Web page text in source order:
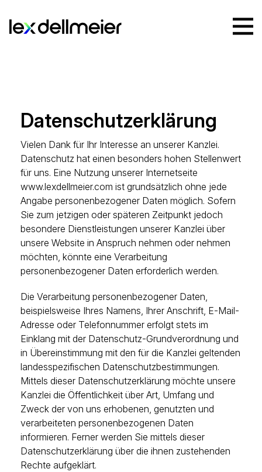
Datenschutzerklärung
Vielen Dank für Ihr Interesse an unserer Kanzlei.
Datenschutz hat einen besonders hohen Stellenwert
für uns. Eine Nutzung unserer Internetseite
www.lexdellmeier.com ist grundsätzlich ohne jede
Angabe personenbezogener Daten möglich. Sofern
Sie zum jetzigen oder späteren Zeitpunkt jedoch
besondere Dienstleistungen unserer Kanzlei über
unsere Website in Anspruch nehmen oder nehmen
möchten, könnte eine Verarbeitung
personenbezogener Daten erforderlich werden.
Die Verarbeitung personenbezogener Daten,
beispielsweise Ihres Namens, Ihrer Anschrift, E-Mail-
Adresse oder Telefonnummer erfolgt stets im
Einklang mit der Datenschutz-Grundverordnung und
in Übereinstimmung mit den für die Kanzlei geltenden
landesspezifischen Datenschutzbestimmungen.
Mittels dieser Datenschutzerklärung möchte unsere
Kanzlei die Öffentlichkeit über Art, Umfang und
Zweck der von uns erhobenen, genutzten und
verarbeiteten personenbezogenen Daten
informieren. Ferner werden Sie mittels dieser
Datenschutzerklärung über die ihnen zustehenden
Rechte aufgeklärt.